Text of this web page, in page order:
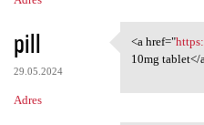
pill
29.05.2024
Adres
<a
<a href="
10mg tablet</